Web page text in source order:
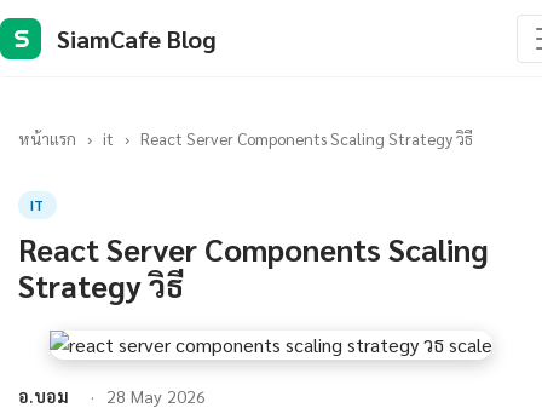
S SiamCafe Blog
หน้าแรก › it › React Server Components Scaling Strategy วิธี
IT
React Server Components Scaling
Strategy วิธี
อ.บอม 28 May 2026